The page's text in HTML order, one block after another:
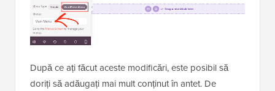
După ce ați făcut aceste modificări, este posibil să
doriți să adăugați mai mult conținut în antet. De